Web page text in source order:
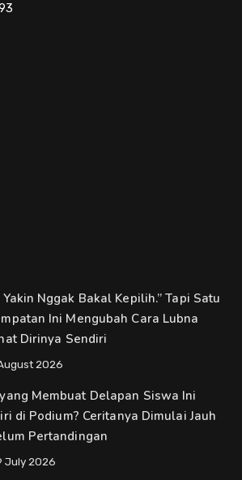
Yakin Nggak Bakal Kepilih.” Tapi Satu
Ini Mengubah Cara Lubna
Dirinya Sendiri
2026
Membuat Delapan Siswa Ini
di Podium? Ceritanya Dimulai Jauh
Pertandingan
July 2026